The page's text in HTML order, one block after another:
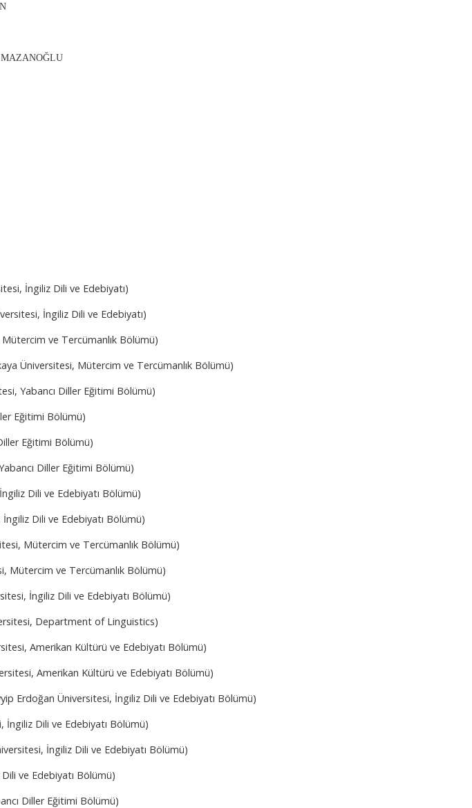
MAZANOĞLU
İngiliz Dili ve Edebiyatı)
İngiliz Dili ve Edebiyatı)
ve Tercümanlık Bölümü)
Üniversitesi, Mütercim ve Tercümanlık Bölümü)
Yabancı Diller Eğitimi Bölümü)
Eğitimi Bölümü)
Eğitimi Bölümü)
Diller Eğitimi Bölümü)
Dili ve Edebiyatı Bölümü)
Dili ve Edebiyatı Bölümü)
Mütercim ve Tercümanlık Bölümü)
Mütercim ve Tercümanlık Bölümü)
İngiliz Dili ve Edebiyatı Bölümü)
Department of Linguistics)
Amerikan Kültürü ve Edebiyatı Bölümü)
Amerikan Kültürü ve Edebiyatı Bölümü)
Erdoğan Üniversitesi, İngiliz Dili ve Edebiyatı Bölümü)
İngiliz Dili ve Edebiyatı Bölümü)
İngiliz Dili ve Edebiyatı Bölümü)
ve Edebiyatı Bölümü)
Diller Eğitimi Bölümü)